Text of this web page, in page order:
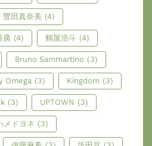
豐田真奈美 (4)
廣 (4) 鶴屋浩斗 (4)
Bruno Sammartino (3)
Omega (3) Kingdom (3)
(3) UPTOWN (3)
メドヨネ (3)